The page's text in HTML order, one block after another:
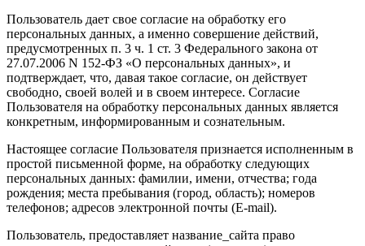
Пользователь дает свое согласие на обработку его
персональных данных, а именно совершение действий,
предусмотренных п. 3 ч. 1 ст. 3 Федерального закона от
27.07.2006 N 152-ФЗ «О персональных данных», и
подтверждает, что, давая такое согласие, он действует
свободно, своей волей и в своем интересе. Согласие
Пользователя на обработку персональных данных является
конкретным, информированным и сознательным.
Настоящее согласие Пользователя признается исполненным в
простой письменной форме, на обработку следующих
персональных данных: фамилии, имени, отчества; года
рождения; места пребывания (город, область); номеров
телефонов; адресов электронной почты (E-mail).
Пользователь, предоставляет название_сайта право